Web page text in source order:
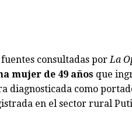
consultadas porLa
mujer de 49 años que
diagnosticada como
en el sector rural